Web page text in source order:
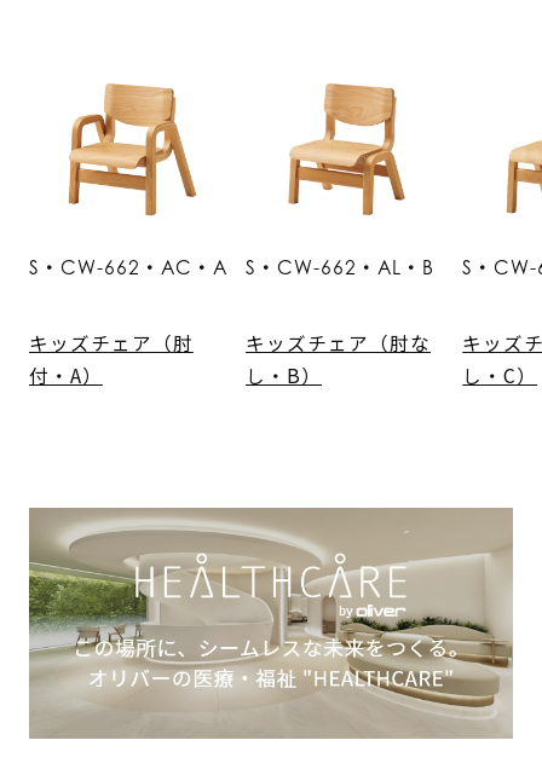
S・CW-662・AC・A
キッズチェア（肘
付・A）
S・CW-662・AL・B
キッズチェア（肘な
し・B）
S・
キッズ
し・C）